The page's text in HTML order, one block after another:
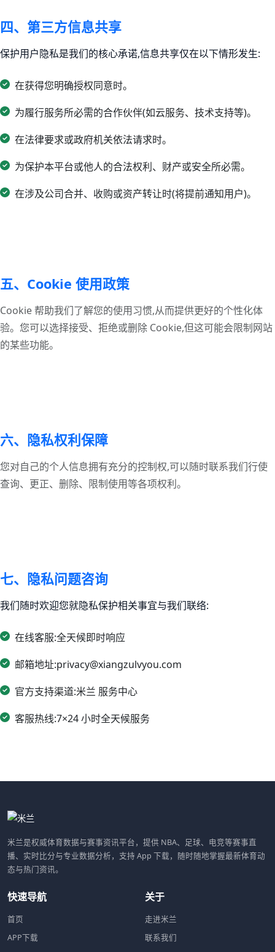
四、第三方信息共享
保护用户隐私是我们的核心承诺,信息共享仅在以下情形发生:
在获得您明确授权同意时。
为履行服务所必需的合作伙伴(如云服务、技术支持等)。
在法律要求或政府机关依法请求时。
为保护本平台或他人的合法权利、财产或安全所必需。
在涉及公司合并、收购或资产转让时(将提前通知用户)。
五、Cookie 使用政策
Cookie 帮助我们了解您的使用习惯,从而提供更好的个性化体
验。您可以选择接受、拒绝或删除 Cookie,但这可能会限制网站
的某些功能。
六、隐私权利保障
您对自己的个人信息拥有充分的控制权,可以随时联系我们行使
查询、更正、删除、限制使用等各项权利。
七、隐私问题咨询
我们随时欢迎您就隐私保护相关事宜与我们联络:
在线客服:全天候即时响应
邮箱地址:privacy@xiangzulvyou.com
官方支持渠道:米兰 服务中心
客服热线:7×24 小时全天候服务
米兰是权威体育数据与赛事资讯平台，提供 NBA、足球、电竞等赛事直
播、实时比分与专业数据分析，支持 App 下载，随时随地掌握最新体育动
态与热门资讯。
快速导航
首页
APP下载
关于
走进米兰
联系我们